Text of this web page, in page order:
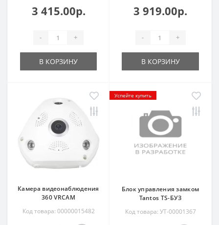
3 415.00р.
- +
В КОРЗИНУ
3 919.00р.
- +
В КОРЗИНУ
Камера видеонаблюдения
360 VRCAM
Код товара: 00000015482
Успейте купить
Блок управления замком
Tantos TS-БУЗ
Код товара: УТ-00001367